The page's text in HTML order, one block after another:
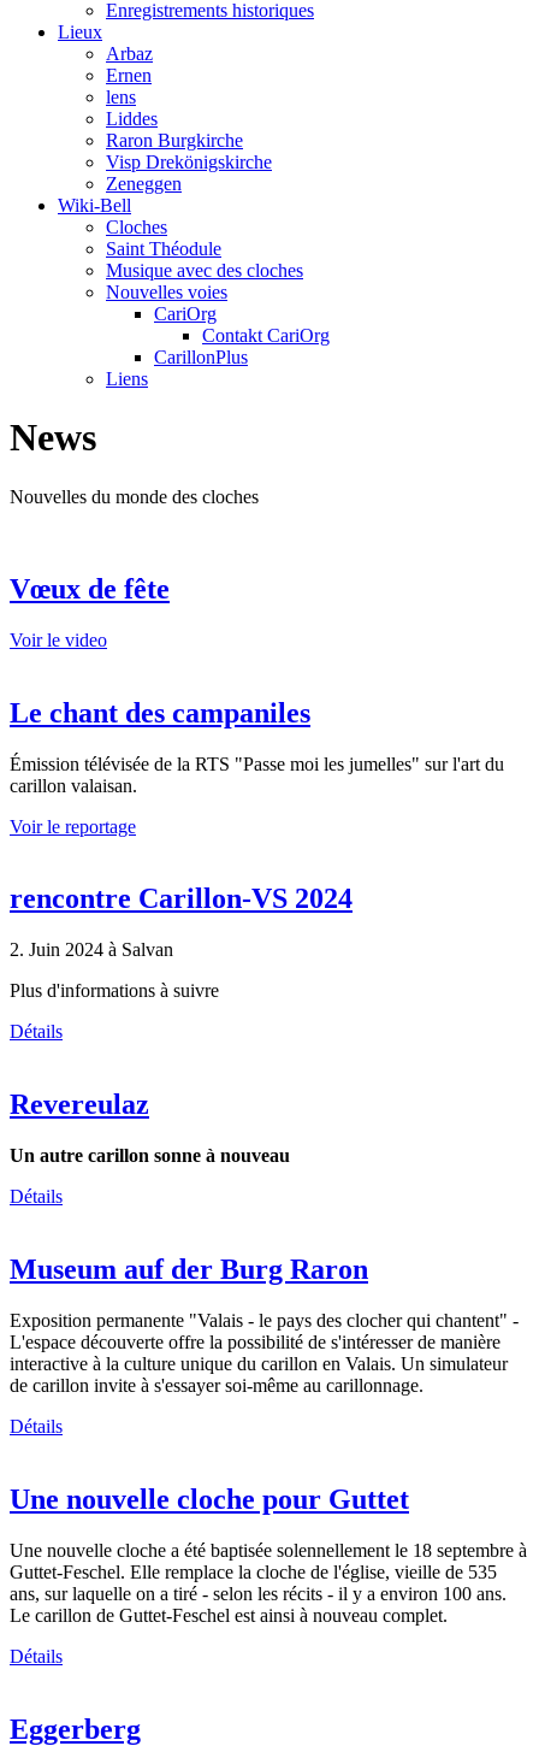
Enregistrements historiques
Lieux
Arbaz
Ernen
lens
Liddes
Raron Burgkirche
Visp Drekönigskirche
Zeneggen
Wiki-Bell
Cloches
Saint Théodule
Musique avec des cloches
Nouvelles voies
CariOrg
Contakt CariOrg
CarillonPlus
Liens
News
Nouvelles du monde des cloches
Vœux de fête
Voir le video
Le chant des campaniles
Émission télévisée de la RTS "Passe moi les jumelles" sur l'art du
carillon valaisan.
Voir le reportage
rencontre Carillon-VS 2024
2. Juin 2024 à Salvan
Plus d'informations à suivre
Détails
Revereulaz
Un autre carillon sonne à nouveau
Détails
Museum auf der Burg Raron
Exposition permanente "Valais - le pays des clocher qui chantent" -
L'espace découverte offre la possibilité de s'intéresser de manière
interactive à la culture unique du carillon en Valais. Un simulateur
de carillon invite à s'essayer soi-même au carillonnage.
Détails
Une nouvelle cloche pour Guttet
Une nouvelle cloche a été baptisée solennellement le 18 septembre à
Guttet-Feschel. Elle remplace la cloche de l'église, vieille de 535
ans, sur laquelle on a tiré - selon les récits - il y a environ 100 ans.
Le carillon de Guttet-Feschel est ainsi à nouveau complet.
Détails
Eggerberg